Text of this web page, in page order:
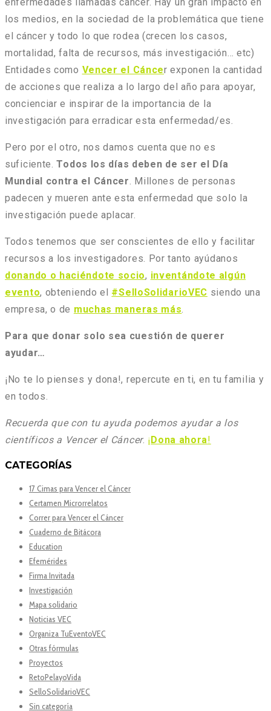
los medios, en la sociedad de la problemática que tiene
el cáncer y todo lo que rodea (crecen los casos,
mortalidad, falta de recursos, más investigación… etc)
Entidades como Vencer el Cáncer exponen la cantidad
de acciones que realiza a lo largo del año para apoyar,
concienciar e inspirar de la importancia de la
investigación para erradicar esta enfermedad/es.
Pero por el otro, nos damos cuenta que no es
suficiente.Todos los días deben de ser el Día
Mundial contra el Cáncer. Millones de personas
padecen y mueren ante esta enfermedad que solo la
investigación puede aplacar.
Todos tenemos que ser conscientes de ello y facilitar
recursos a los investigadores. Por tanto ayúdanos
donando o haciéndote socio, inventándote algún
evento, obteniendo el #SelloSolidarioVEC siendo una
empresa, o de muchas maneras más.
Para que donar solo sea cuestión de querer
ayudar…
¡No te lo pienses y dona!, repercute en ti, en tu familia y
en todos.
Recuerda que con tu ayuda podemos ayudar a los
científicos a Vencer el Cáncer. ¡Dona ahora!
CATEGORÍAS
17 Cimas para Vencer el Cáncer
Certamen Microrrelatos
Correr para Vencer el Cáncer
Cuaderno de Bitácora
Education
Efemérides
Firma Invitada
Investigación
Mapa solidario
Noticias VEC
Organiza TuEventoVEC
Otras fórmulas
Proyectos
RetoPelayoVida
SelloSolidarioVEC
Sin categoría